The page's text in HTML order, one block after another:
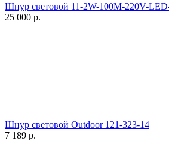
Шнур световой 11-2W-100M-220V-
25 000 р.
Шнур световой Outdoor 121-323-14
7 189 р.